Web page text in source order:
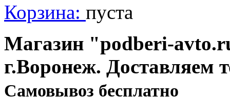
Корзина: пуста
Магазин "podberi-
г.Воронеж. Доставляем
Cамовывоз бесплатно